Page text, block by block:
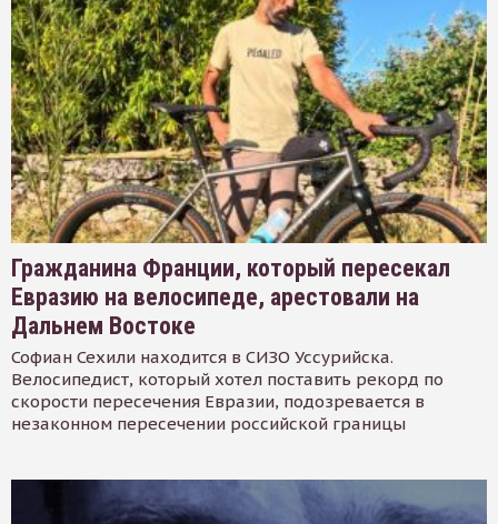
Гражданина Франции, который пересекал
Евразию на велосипеде, арестовали на
Дальнем Востоке
Софиан Сехили находится в СИЗО Уссурийска.
Велосипедист, который хотел поставить рекорд по
скорости пересечения Евразии, подозревается в
незаконном пересечении российской границы